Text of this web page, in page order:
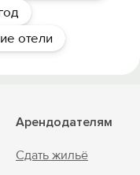
отели
Арендодателям
Сдать жильё